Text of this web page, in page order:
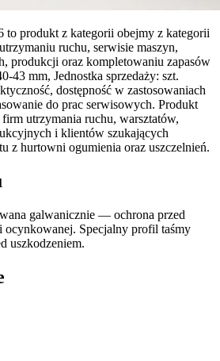
produkt z kategorii obejmy z kategorii
ruchu, serwisie maszyn,
produkcji oraz kompletowaniu zapasów
43 mm, Jednostka sprzedaży: szt.
dostępność w zastosowaniach
do prac serwisowych. Produkt
utrzymania ruchu, warsztatów,
i klientów szukających
z hurtowni ogumienia oraz uszczelnień.
galwanicznie — ochrona przed
ocynkowanej. Specjalny profil taśmy
uszkodzeniem.